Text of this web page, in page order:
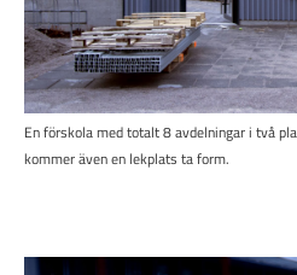
En förskola med totalt 8 avdelningar i två
kommer även en lekplats ta form.